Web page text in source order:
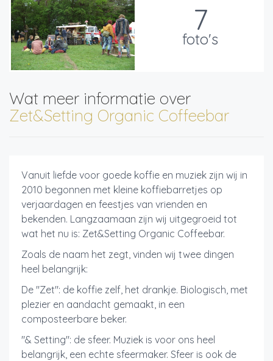
7
foto's
Wat meer informatie over
Zet&Setting Organic Coffeebar
Vanuit liefde voor goede koffie en muziek zijn wij in
2010 begonnen met kleine koffiebarretjes op
verjaardagen en feestjes van vrienden en
bekenden. Langzaamaan zijn wij uitgegroeid tot
wat het nu is: Zet&Setting Organic Coffeebar.
Zoals de naam het zegt, vinden wij twee dingen
heel belangrijk:
De "Zet": de koffie zelf, het drankje. Biologisch, met
plezier en aandacht gemaakt, in een
composteerbare beker.
"& Setting": de sfeer. Muziek is voor ons heel
belangrijk, een echte sfeermaker. Sfeer is ook de